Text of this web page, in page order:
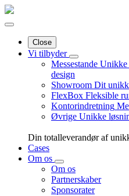
Close
Vi tilbyder
Messestande Unikke
design
Showroom Dit
FlexBox Fleksible
Kontorindretning
Øvrige Unikke
Din totalleverandør af
Cases
Om os
Om os
Partnerskaber
Sponsorater